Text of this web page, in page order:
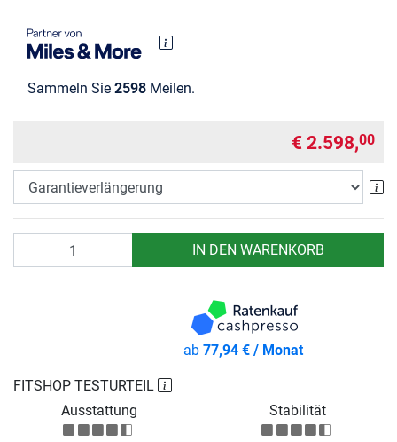
Sammeln Sie 2598 Meilen.
€ 2.598,00
IN DEN WARENKORB
FITSHOP TESTURTEIL
Ausstattung
Stabilität
ab 77,94 € / Monat